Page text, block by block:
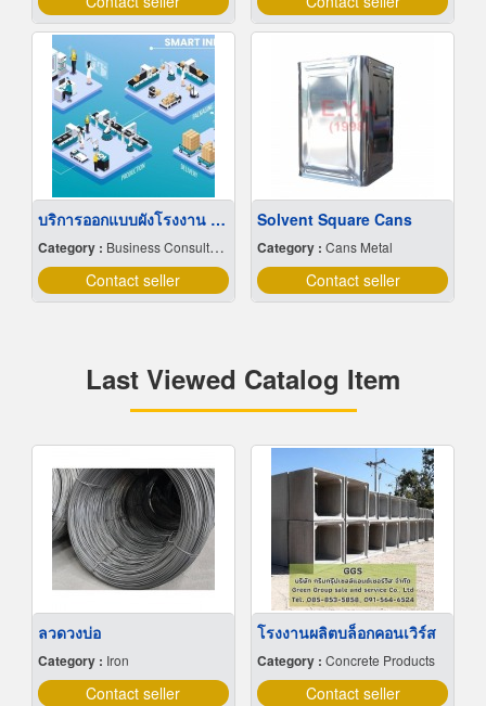
บริการออกแบบผังโรงงาน Lay out
Category : Business Consultants
Contact seller
Solvent Square Cans
Category : Cans Metal
Contact seller
Last Viewed Catalog Item
ลวดวงบ่อ
Category : Iron
Contact seller
โรงงานผลิตบล็อกคอนเวิร์ส
Category : Concrete Products
Contact seller